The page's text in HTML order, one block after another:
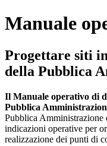
Manuale
Progettare siti
della Pubblica
Il Manuale operativo di
Pubblica
Pubblica
indicazioni operative per
realizzazione dei punti di